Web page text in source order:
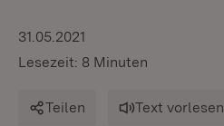
31.05.2021
Lesezeit: 8 Minuten
Teilen Text vorlesen